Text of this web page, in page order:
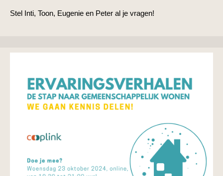
Stel Inti, Toon, Eugenie en Peter al je vragen!